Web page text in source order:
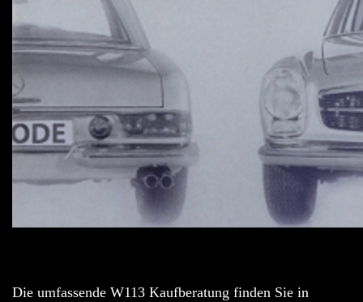
Die umfassende W113 Kaufberatung finden Sie in